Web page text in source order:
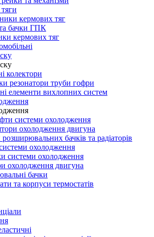
кермових тяг
бачки ГПК
кермових тяг
колектори
резонатори труби гофри
елементи вихлопних систем
системи охолодження
охолодження двигуна
бачків та радіаторів
охолодження
системи охолодження
охолодження двигуна
бачки
та корпуси термостатів